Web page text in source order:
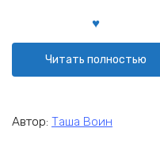
Читать полностью
Автор: Таша Воин